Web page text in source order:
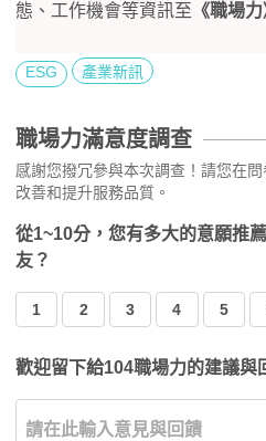
態、工作機會等資訊至 《職場力
ESG 產業新訊
職場力滿意度調查
感謝您撥冗參與本次調查！請您在
改善和提升服務品質。
從1~10分，您有多大的意願推
友？
1 2 3 4 5
歡迎留下給104職場力的建議與